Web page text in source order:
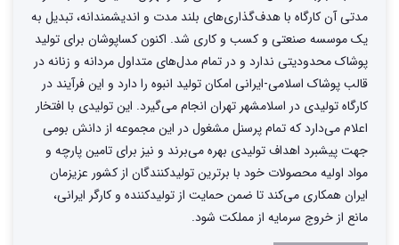
مدتی آن کارگاه با هدف‌گذاری‌های بلند مدت و اندیشمندانه، تبدیل به
یک موسسه صنعتی و کسب و کاری شد. اکنون کساپوشان برای تولید
پوشاک محدودیتی ندارد و در تمام مدل‌های متداول مردانه و زنانه در
قالب پوشاک اسلامی-ایرانی امکان تولید انبوه را دارد و این فرآیند در
کارگاه تولیدی در اسلامشهر تهران انجام می‌گیرد. این تولیدی با افتخار
اعلام می‌دارد که تمام پرسنل مشغول در این مجموعه از دانش بومی
جهت پیشبرد اهداف تولیدی بهره می‌برند و نیز برای تامین پارچه و
مواد اولیه محصولات خود با برترین تولیدکنندگان از کشور عزیزمان
ایران همکاری می‌کند تا ضمن حمایت از تولیدکننده و کارگر ایرانی،
مانع از خروج سرمایه از مملکت شود.